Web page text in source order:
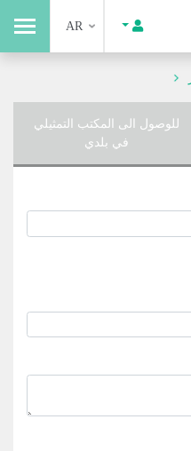
AR
للوصول الى المكتب التمثيلي
في بلدي